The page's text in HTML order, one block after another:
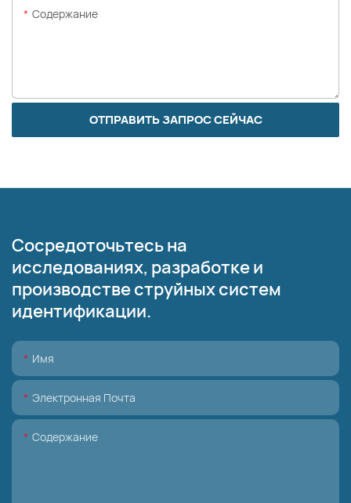
Содержание
ОТПРАВИТЬ ЗАПРОС СЕЙЧАС
Сосредоточьтесь на
исследованиях, разработке и
производстве струйных систем
идентификации.
Имя
Электронная Почта
Содержание